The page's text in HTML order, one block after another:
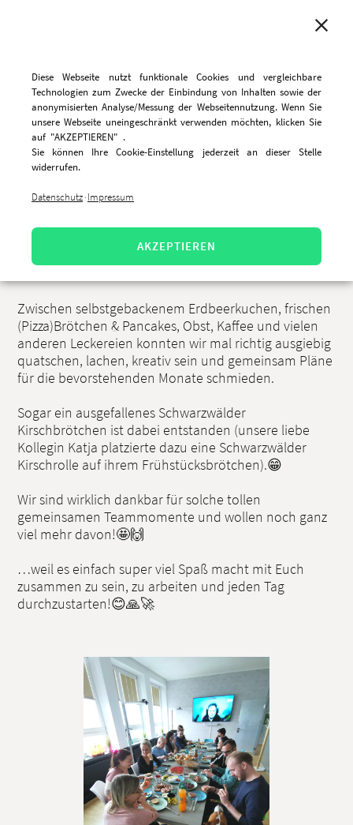
Diese Webseite nutzt funktionale Cookies und vergleichbare
Technologien zum Zwecke der Einbindung von Inhalten sowie der
anonymisierten Analyse/Messung der Webseitennutzung. Wenn Sie
unsere Webseite uneingeschränkt verwenden möchten, klicken Sie
auf "AKZEPTIEREN" .
Sie können Ihre Cookie-Einstellung jederzeit an dieser Stelle
widerrufen.
Datenschutz· Impressum
AKZEPTIEREN
Pläne schmieden bei
Schwarzwälder Kirschbrötchen
Die Freude war rieeesengroß als wir uns letzte Woche
im Rahmen unseres Teamfrühstücks endlich alle
Zwischen selbstgebackenem Erdbeerkuchen, frischen
(Pizza)Brötchen & Pancakes, Obst, Kaffee und vielen
anderen Leckereien konnten wir mal richtig ausgiebig
quatschen, lachen, kreativ sein und gemeinsam Pläne
für die bevorstehenden Monate schmieden.
Sogar ein ausgefallenes Schwarzwälder
Kirschbrötchen ist dabei entstanden (unsere liebe
Kollegin Katja platzierte dazu eine Schwarzwälder
Kirschrolle auf ihrem Frühstücksbrötchen).😁
Wir sind wirklich dankbar für solche tollen
gemeinsamen Teammomente und wollen noch ganz
viel mehr davon!🤩🙌
…weil es einfach super viel Spaß macht mit Euch
zusammen zu sein, zu arbeiten und jeden Tag
durchzustarten!😊🙏🚀